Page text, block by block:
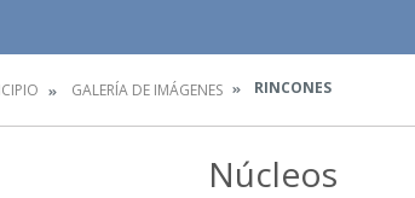
GALERÍA DE IMÁGENES RINCONES
Núcleos